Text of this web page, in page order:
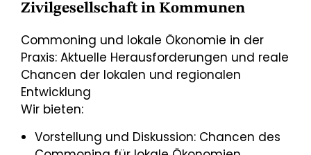
Zivilgesellschaft in Kommunen
Commoning und lokale Ökonomie in der
Praxis: Aktuelle Herausforderungen und reale
Chancen der lokalen und regionalen
Entwicklung
Wir bieten:
Vorstellung und Diskussion: Chancen des